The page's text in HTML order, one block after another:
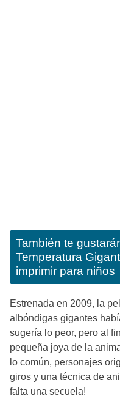
También te
Temperatura
imprimir para niños
Estrenada en 2009, la
albóndigas gigantes
sugería lo peor, pero al
pequeña joya de la
lo común, personajes
giros y una técnica de
falta una secuela!